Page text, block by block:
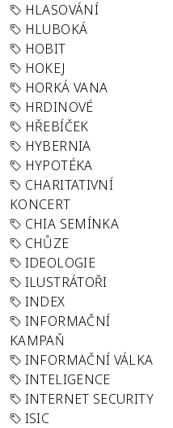
HLASOVÁNÍ
HLUBOKÁ
HOBIT
HOKEJ
HORKÁ VANA
HRDINOVÉ
HŘEBÍČEK
HYBERNIA
HYPOTÉKA
CHARITATIVNÍ
KONCERT
CHIA SEMÍNKA
CHŮZE
IDEOLOGIE
ILUSTRÁTOŘI
INDEX
INFORMAČNÍ
KAMPAŇ
INFORMAČNÍ VÁLKA
INTELIGENCE
INTERNET SECURITY
ISIC